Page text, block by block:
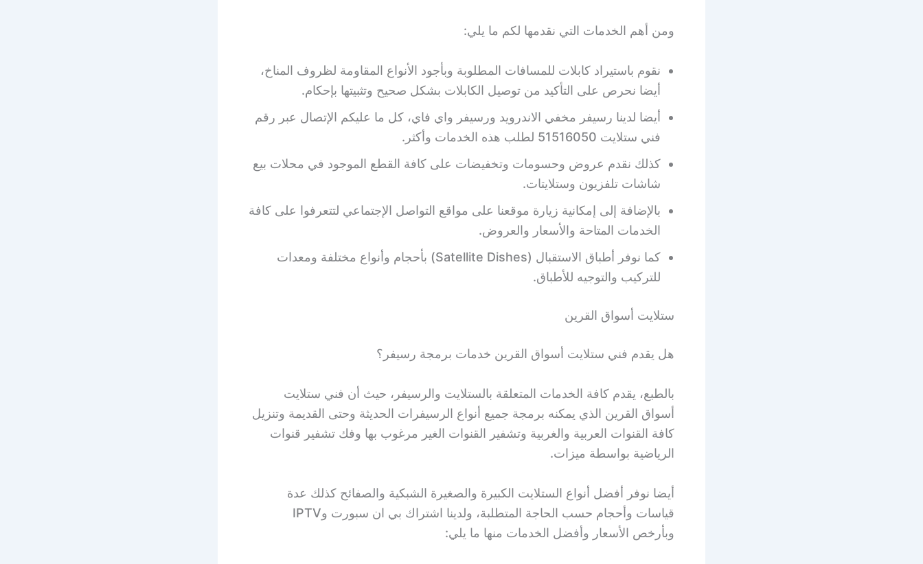
ومن أهم الخدمات التي نقدمها لكم ما يلي:
نقوم باستيراد كابلات للمسافات المطلوبة وبأجود الأنواع المقاومة لظروف المناخ،
أيضا نحرص على التأكيد من توصيل الكابلات بشكل صحيح وتثبيتها بإحكام.
أيضا لدينا رسيفر مخفي الاندرويد ورسيفر واي فاي، كل ما عليكم الإتصال عبر رقم
فني ستلايت 51516050 لطلب هذه الخدمات وأكثر.
كذلك نقدم عروض وحسومات وتخفيضات على كافة القطع الموجود في محلات بيع
شاشات تلفزيون وستلايتات.
بالإضافة إلى إمكانية زيارة موقعنا على مواقع التواصل الإجتماعي لتتعرفوا على كافة
الخدمات المتاحة والأسعار والعروض.
كما نوفر أطباق الاستقبال (Satellite Dishes) بأحجام وأنواع مختلفة ومعدات
للتركيب والتوجيه للأطباق.
ستلايت أسواق القرين
هل يقدم فني ستلايت أسواق القرين خدمات برمجة رسيفر؟
بالطبع، يقدم كافة الخدمات المتعلقة بالستلايت والرسيفر، حيث أن فني ستلايت
أسواق القرين الذي يمكنه برمجة جميع أنواع الرسيفرات الحديثة وحتى القديمة وتنزيل
كافة القنوات العربية والغربية وتشفير القنوات الغير مرغوب بها وفك تشفير قنوات
الرياضية بواسطة ميزات.
أيضا نوفر أفضل أنواع الستلايت الكبيرة والصغيرة الشبكية والصفائح كذلك عدة
قياسات وأحجام حسب الحاجة المتطلبة، ولدينا اشتراك بي ان سبورت وIPTV
وبأرخص الأسعار وأفضل الخدمات منها ما يلي: